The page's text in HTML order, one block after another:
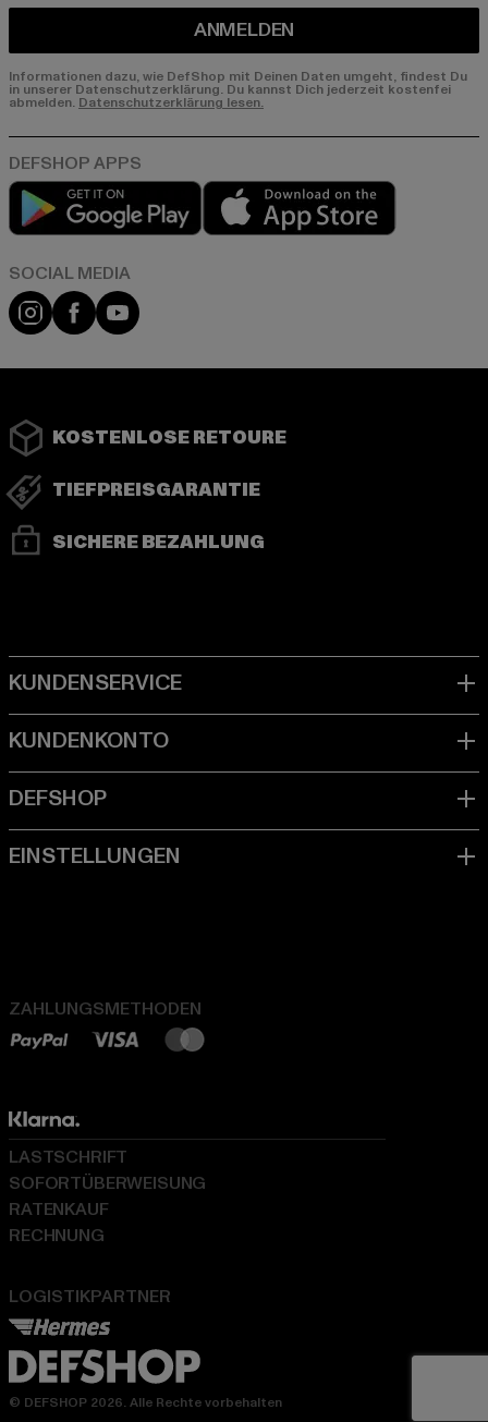
ANMELDEN
Informationen dazu, wie DefShop mit Deinen Daten umgeht, findest Du
in unserer Datenschutzerklärung. Du kannst Dich jederzeit kostenfei
abmelden. Datenschutzerklärung lesen.
Play market
Instagram
FacebookYouTube
KOSTENLOSE RETOURE
TIEFPREISGARANTIE
SICHERE BEZAHLUNG
ZAHLUNGSMETHODEN
LOGISTIKPARTNER
LASTSCHRIFT
SOFORTÜBERWEISUNG
RATENKAUF
RECHNUNG
© DEFSHOP 2026. Alle Rechte vorbehalten